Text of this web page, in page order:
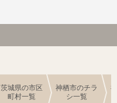
茨城県の市区
町村一覧
神栖市のチラ
シ一覧